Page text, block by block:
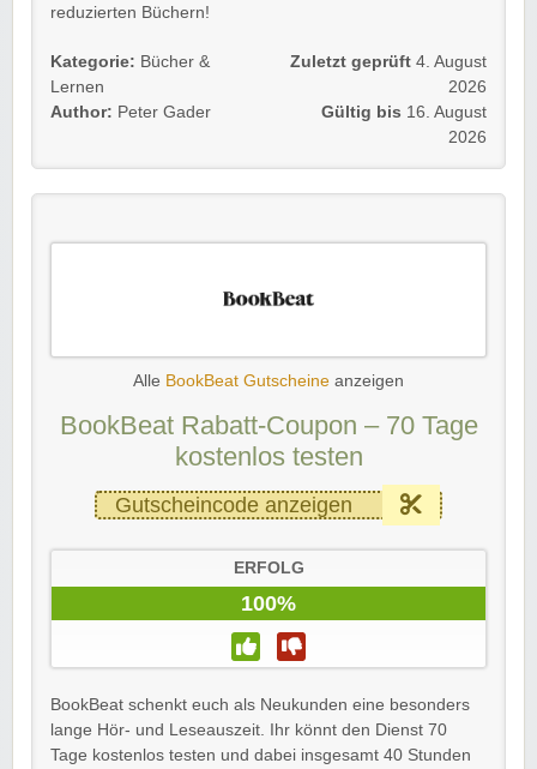
reduzierten Büchern!
Kategorie: Bücher &
Lernen
Author: Peter Gader
Zuletzt geprüft 4. August
2026
Gültig bis 16. August
2026
Alle BookBeat Gutscheine anzeigen
BookBeat Rabatt-Coupon – 70 Tage
kostenlos testen
Gutscheincode anzeigen
ERFOLG
100%
BookBeat schenkt euch als Neukunden eine besonders
lange Hör- und Leseauszeit. Ihr könnt den Dienst 70
Tage kostenlos testen und dabei insgesamt 40 Stunden